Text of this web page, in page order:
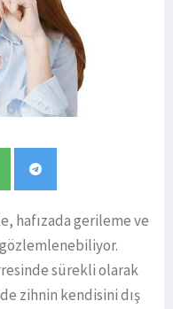
hafızada gerileme ve
sürekli olarak
zihnin kendisini dış